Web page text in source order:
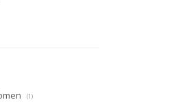
(1)